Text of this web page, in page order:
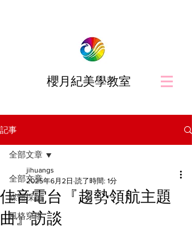
櫻月紀美學教室
記事
全部文章
媒體採訪
風格穿搭
全部文章
佳音電台『趨勢領航主題
曲』訪談
jihuangs
2025年6月2日 読了時間: 1分